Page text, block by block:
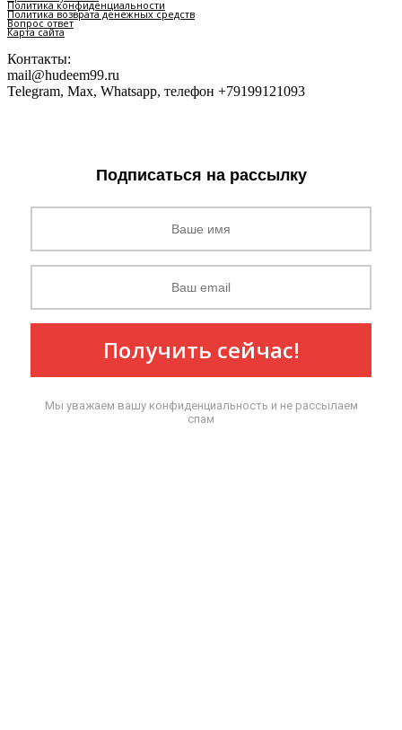
Политика конфиденциальности
Политика возврата денежных средств
Вопрос ответ
Карта сайта
Контакты:
mail@hudeem99.ru
Telegram, Max, Whatsapp, телефон +79199121093
Подписаться на рассылку
Получить сейчас!
Мы уважаем вашу конфиденциальность и не рассылаем
спам